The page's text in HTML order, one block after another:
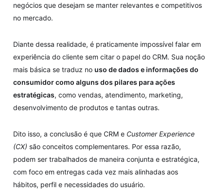
negócios que desejam se manter relevantes e competitivos
no mercado.
Diante dessa realidade, é praticamente impossível falar em
experiência do cliente sem citar o papel do CRM. Sua noção
mais básica se traduz no uso de dados e informações do
consumidor como alguns dos pilares para ações
estratégicas, como vendas, atendimento, marketing,
desenvolvimento de produtos e tantas outras.
Dito isso, a conclusão é que CRM e Customer Experience
(CX) são conceitos complementares. Por essa razão,
podem ser trabalhados de maneira conjunta e estratégica,
com foco em entregas cada vez mais alinhadas aos
hábitos, perfil e necessidades do usuário.